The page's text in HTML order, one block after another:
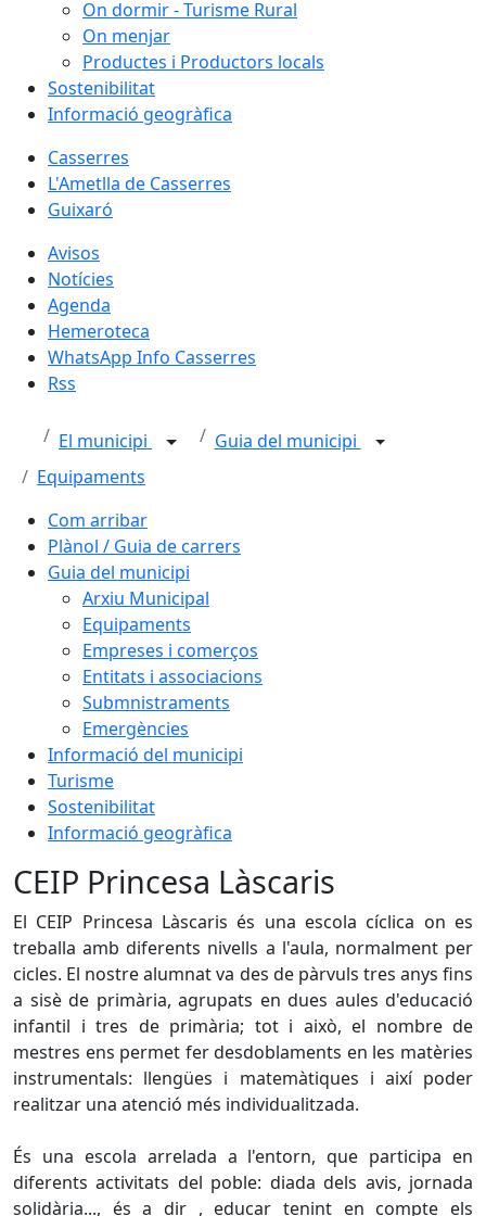
On dormir - Turisme Rural
On menjar
Productes i Productors locals
Sostenibilitat
Informació geogràfica
Casserres
L'Ametlla de Casserres
Guixaró
Avisos
Notícies
Agenda
Hemeroteca
WhatsApp Info Casserres
Rss
El municipi
Guia del municipi
Equipaments
Com arribar
Plànol / Guia de carrers
Guia del municipi
Arxiu Municipal
Equipaments
Empreses i comerços
Entitats i associacions
Submnistraments
Emergències
Informació del municipi
Turisme
Sostenibilitat
Informació geogràfica
CEIP Princesa Làscaris
El CEIP Princesa Làscaris és una escola cíclica on es
treballa amb diferents nivells a l'aula, normalment per
cicles. El nostre alumnat va des de pàrvuls tres anys fins
a sisè de primària, agrupats en dues aules d'educació
infantil i tres de primària; tot i això, el nombre de
mestres ens permet fer desdoblaments en les matèries
instrumentals: llengües i matemàtiques i així poder
realitzar una atenció més individualitzada.
És una escola arrelada a l'entorn, que participa en
diferents activitats del poble: diada dels avis, jornada
solidària..., és a dir , educar tenint en compte els